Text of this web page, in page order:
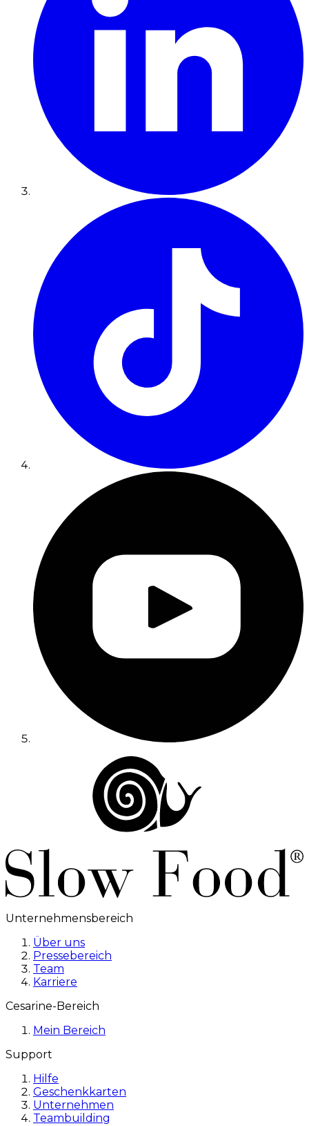
Unternehmensbereich
Über uns
Pressebereich
Team
Karriere
Cesarine-Bereich
Mein Bereich
Support
Hilfe
Geschenkkarten
Unternehmen
Teambuilding